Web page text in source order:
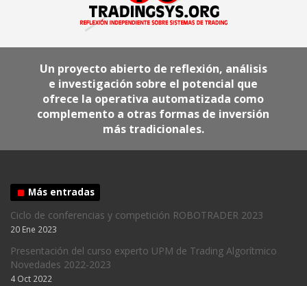
Un proyecto abierto de reflexión, análisis
e investigación sobre el potencial que
ofrece la operativa automatizada como
complemento a otras formas de inversión
más tradicionales.
Más entradas
Ciclo de conferencias y competición ROBOTRADER 2023
20 Ene 2023
Presentación del curso experto UPM de Trading Algorítmico
Novedades 2022-2023
4 Oct 2022